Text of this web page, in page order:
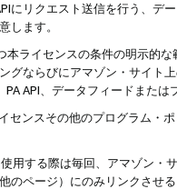
にリクエスト送信を行う、デ
します。
本ライセンスの条件の明示的
グならびにアマゾン・サイト
API、データフィードまた
センスその他のプログラム・
用する際は毎回、アマゾン
のページ）にのみリンクさせ